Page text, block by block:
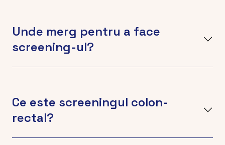
Unde merg pentru a face
screening-ul?
Ce este screeningul colon-
rectal?